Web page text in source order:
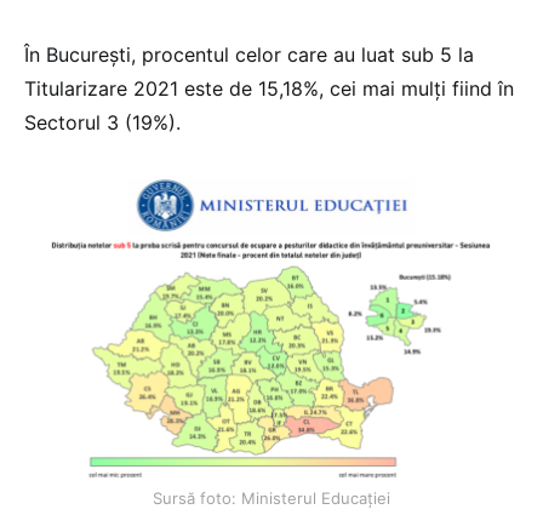
În București, procentul celor care au luat sub 5 la
Titularizare 2021 este de 15,18%, cei mai mulți fiind în
Sectorul 3 (19%).
Sursă foto: Ministerul Educației